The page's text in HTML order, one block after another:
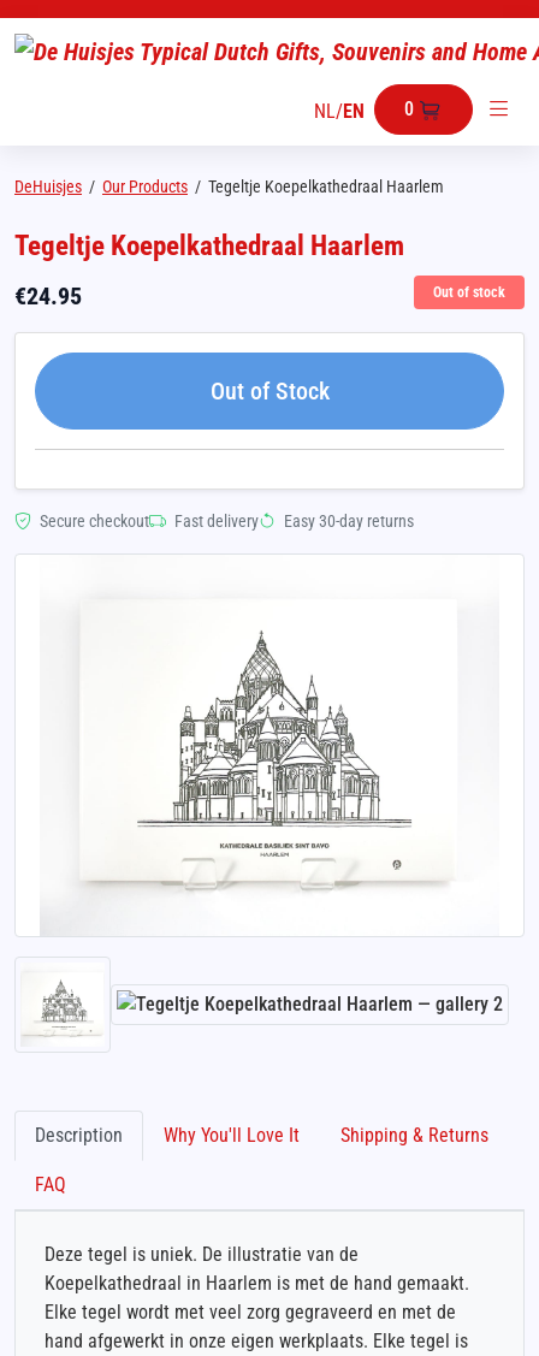
NL/EN 0
DeHuisjes / Our Products / Tegeltje Koepelkathedraal Haarlem
Tegeltje Koepelkathedraal Haarlem
€24.95 Out of stock
Out of Stock
Secure checkout Fast delivery Easy 30-day returns
Description Why You'll Love It Shipping & Returns
FAQ
Deze tegel is uniek. De illustratie van de
Koepelkathedraal in Haarlem is met de hand gemaakt.
Elke tegel wordt met veel zorg gegraveerd en met de
hand afgewerkt in onze eigen werkplaats. Elke tegel is